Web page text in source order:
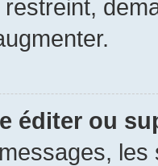
éditer ou